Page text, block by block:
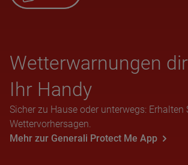
Wet­ter­war­nun­gen
Ihr Handy
Sicher zu Hause oder unterwegs: Erhalten
Wettervorhersagen.
Mehr zur Generali Protect Me App